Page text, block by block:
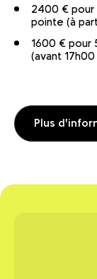
2400 € pour
pointe (à
1600 € pour
(avant
Plus